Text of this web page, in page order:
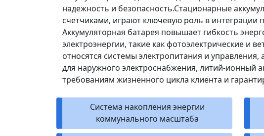
надежность и безопасность.Стационарные
счетчиками, играют ключевую роль в интеграции
Аккумуляторная батарея повышает гибкость
электроэнергии, такие как фотоэлектрические и
относятся системы электропитания и
для наружного электроснабжения, литий-ионный
требованиям жизненного цикла клиента и
Система накопления энергии
коммунального масштаба